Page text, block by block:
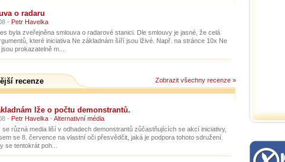
o radaru
- Petr Havelka
byla zveřejněna smlouva o radarové stanici. Dle smlouvy je jasné, že celá
které iniciativa Ne základnám šíří jsou lživé. Např. na stránce 10x Ne
prokazatelně m...
Zobrazit všechny recenze »
recenze
lže o počtu demonstrantů.
- Petr Havelka - Alternativní média
se různá media liší v odhadech demonstrantů zůčastňujících se akcí iniciativy,
se 8. července na vlastní oči přesvědčit, jaká je podpora tohoto sdružení.
se tentokrát poh...